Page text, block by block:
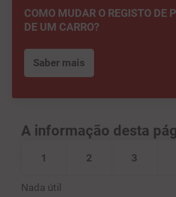
COMO MUDAR O REGISTO DE
DE UM CARRO?
Saber mais
A informação desta
Nada útil
1 2 3